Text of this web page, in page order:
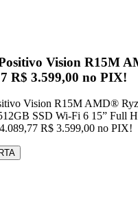
Vision R15M
R$ 3.599,00 no PIX!
Vision R15M AMD®
SSD Wi-Fi 6 15” Full
R$ 3.599,00 no PIX!